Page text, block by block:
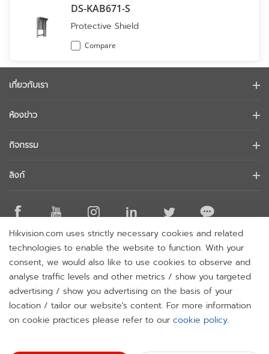
DS-KAB671-S
Protective Shield
Compare
Hikvision.com uses strictly necessary cookies and related
technologies to enable the website to function. With your
consent, we would also like to use cookies to observe and
analyse traffic levels and other metrics / show you targeted
advertising / show you advertising on the basis of your
location / tailor our website's content. For more information
on cookie practices please refer to our cookie policy.
เกี่ยวกับเรา
การรักษาความปลอดภัยทางไซเบอร์
ความยั่งยืน
ติดต่อเรา
ห้องข่าว
เรื่องราวความสำเร็จ
กิจกรรม
ลิงก์
สถานที่ซื้อ
เทคโนโลยีหลัก
แผนผังเว็บไซต์
ติดต่อเรา
สมัครรับจดหมายข่าว
© 2026 Hangzhou Hikvision Digital Technology Co., Ltd. All
Rights Reserved. Privacy Policy Cookie Policy
Cookies